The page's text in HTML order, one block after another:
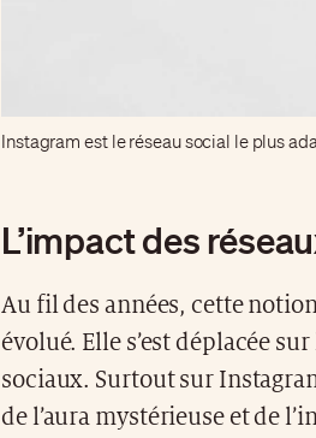
Instagram est le réseau social le plus
L’impact des
Au fil des années, cette
évolué. Elle s’est déplacée
sociaux. Surtout sur
de l’aura mystérieuse et de